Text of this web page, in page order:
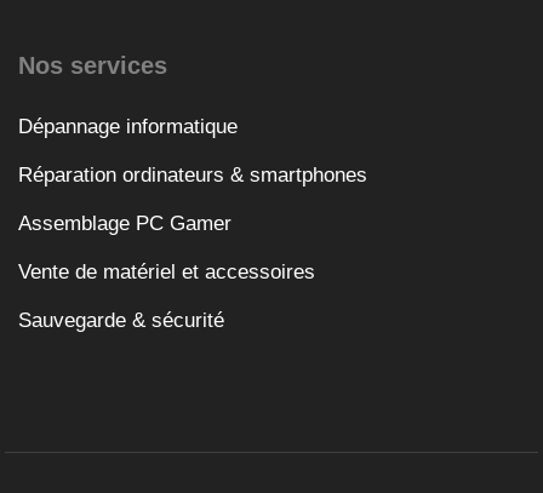
Nos services
Dépannage informatique
Réparation ordinateurs & smartphones
Assemblage PC Gamer
Vente de matériel et accessoires
Sauvegarde & sécurité